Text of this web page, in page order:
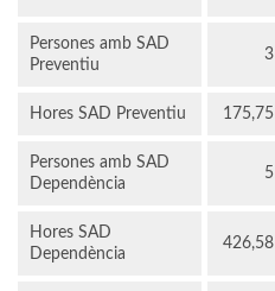
Persones amb SAD
Preventiu
3
Hores SAD Preventiu 175,75
Persones amb SAD
Dependència
5
Hores SAD
Dependència
426,58